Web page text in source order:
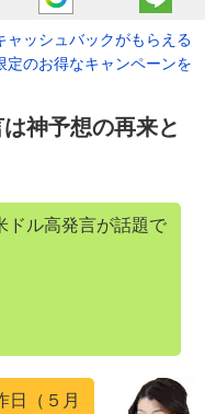
ャッシュバックがもらえる
定のお得なキャンペーンを
神予想の再来と
ドル高発言が話題で
日（５月